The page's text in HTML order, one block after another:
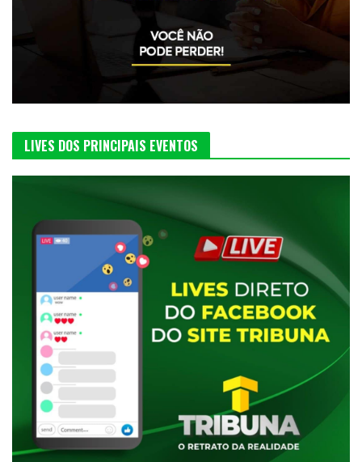
LIVES DOS PRINCIPAIS EVENTOS